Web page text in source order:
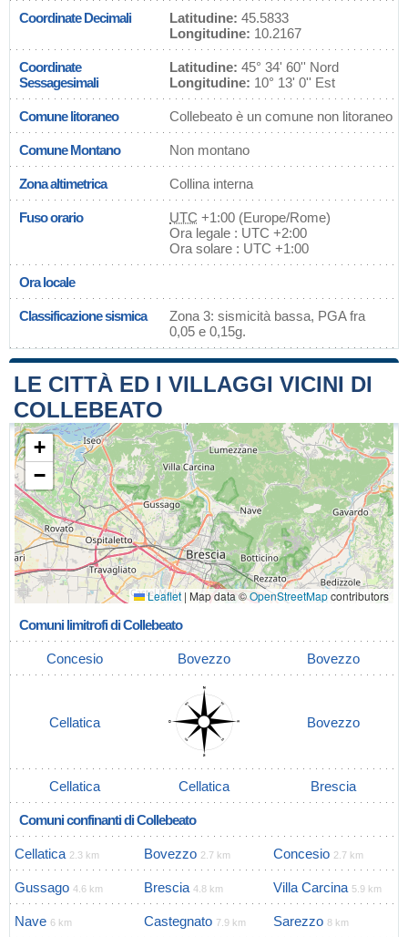
Coordinate Decimali Latitudine: 45.5833
Longitudine: 10.2167
Coordinate
Sessagesimali
Latitudine: 45° 34' 60'' Nord
Longitudine: 10° 13' 0'' Est
Comune litoraneo Collebeato è un comune non litoraneo
Comune Montano Non montano
Zona altimetrica Collina interna
Fuso orario UTC +1:00 (Europe/Rome)
Ora legale : UTC +2:00
Ora solare : UTC +1:00
Ora locale
Classificazione sismica
Zona 3: sismicità bassa, PGA fra
0,05 e 0,15g.
LE CITTÀ ED I VILLAGGI VICINI DI
COLLEBEATO
+
−
Leaflet | Map data ©OpenStreetMapcontributors
Comuni limitrofi di Collebeato
Concesio Bovezzo Bovezzo
Cellatica Bovezzo
Cellatica Cellatica Brescia
Comuni confinanti di Collebeato
Cellatica 2.3 km Bovezzo 2.7 km Concesio 2.7 km
Gussago 4.6 km Brescia 4.8 km Villa Carcina 5.9 km
Nave 6 km Castegnato 7.9 km Sarezzo 8 km